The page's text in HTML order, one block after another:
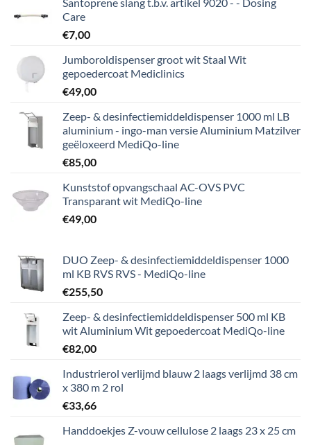
Care
€7,00
Jumboroldispenser groot wit Staal Wit
gepoedercoat Mediclinics
€49,00
Zeep- & desinfectiemiddeldispenser 1000 ml LB
aluminium - ingo-man versie Aluminium Matzilver
geëloxeerd MediQo-line
€85,00
Kunststof opvangschaal AC-OVS PVC
Transparant wit MediQo-line
€49,00
DUO Zeep- & desinfectiemiddeldispenser 1000
ml KB RVS RVS - MediQo-line
€255,50
Zeep- & desinfectiemiddeldispenser 500 ml KB
wit Aluminium Wit gepoedercoat MediQo-line
€82,00
Industrierol verlijmd blauw 2 laags verlijmd 38 cm
x 380 m 2 rol
€33,66
Handdoekjes Z-vouw cellulose 2 laags 23 x 25 cm